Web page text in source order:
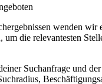
wenden wir
um die relevantesten
Suchanfrage und